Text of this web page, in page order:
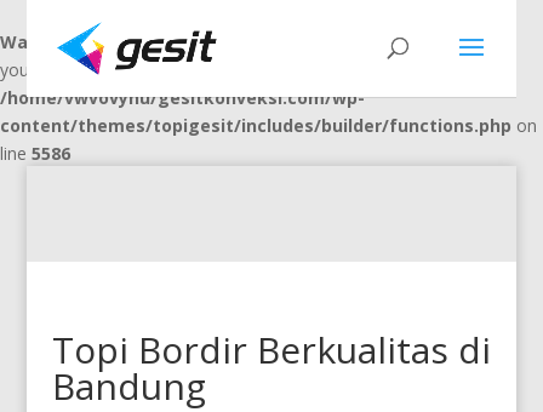
Warning: "continue" targeting switch is equivalent to "break". Did
you mean to use "continue 2"? in
/home/vwvovynu/gesitkonveksi.com/wp-
content/themes/topigesit/includes/builder/functions.php on
line 5586
Topi Bordir Berkualitas di
Bandung